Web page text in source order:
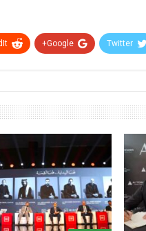
Twitter
Google+